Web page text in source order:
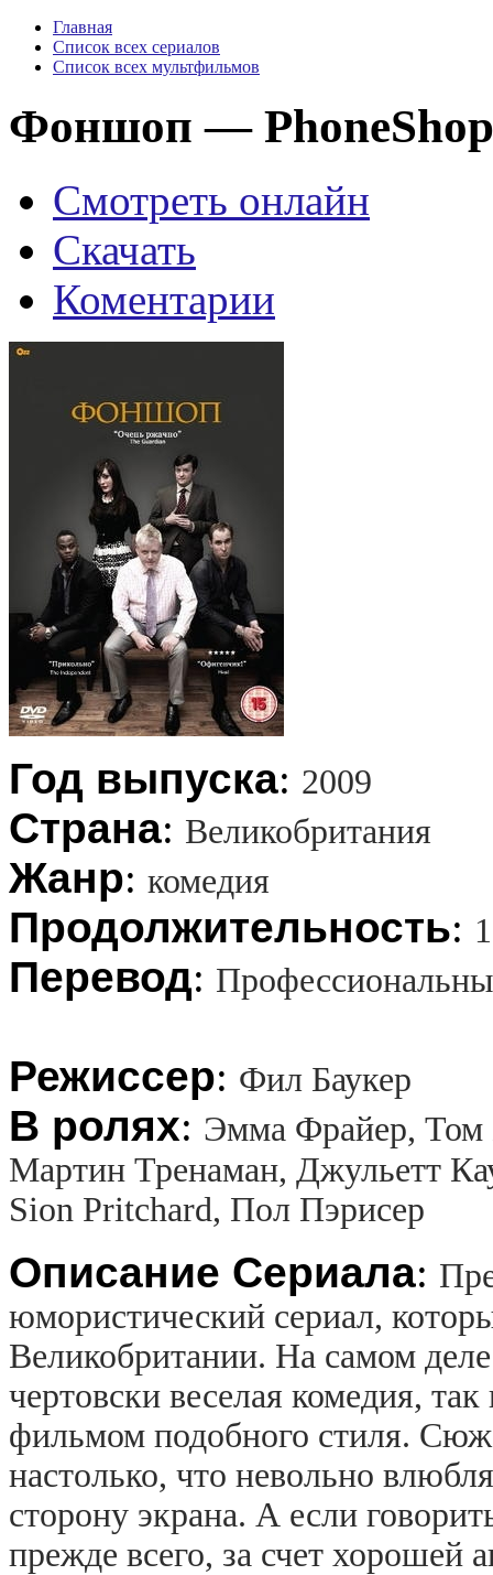
Главная
Список всех сериалов
Список всех мультфильмов
Фоншоп —
Смотреть онлайн
Скачать
Коментарии
Год выпуска: 2009
Страна: Великобритания
Жанр: комедия
Продолжительность:
Перевод:
Режиссер: Фил Баукер
В ролях: Эмма Фрайер, Том
Мартин Тренаман, Джульетт
Sion Pritchard, Пол Пэрисер
Описание Сериала:
юмористический сериал,
Великобритании. На самом
чертовски веселая комедия,
фильмом подобного стиля.
настолько, что невольно
сторону экрана. А если
прежде всего, за счет хорошей